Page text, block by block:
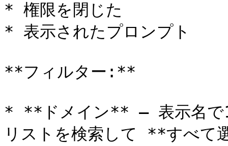
* 権限を閉じた
* 表示されたプロンプト
**フィルター:**
* **ドメイン** — 表示名で1
リストを検索して **すべて